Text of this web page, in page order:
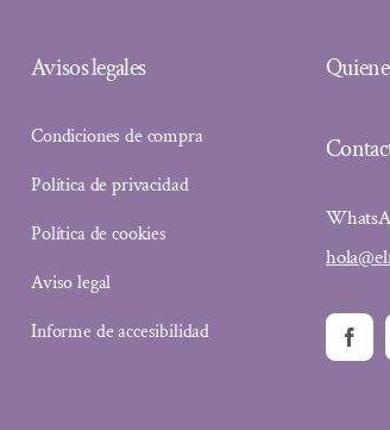
Avisos legales
Condiciones de compra
Política de privacidad
Política de cookies
Aviso legal
Informe de accesibilidad